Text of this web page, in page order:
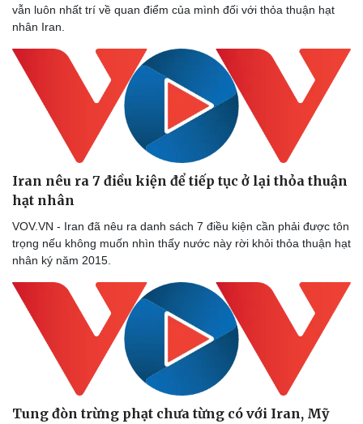
Sức khỏe
Dinh dưỡng - món ngon
Cây thuốc
Sản phụ khoa
Nam khoa
Làm đẹp - giảm cân
Phòng mạch online
Ăn sạch sống khỏe
Đời sống
Nhà đẹp
Tình yêu - Gia đình
vẫn luôn nhất trí về quan điểm của mình đối với thỏa thuận hạt
nhân Iran.
Iran nêu ra 7 điều kiện để tiếp tục ở lại thỏa thuận
hạt nhân
VOV.VN - Iran đã nêu ra danh sách 7 điều kiện cần phải được tôn
trọng nếu không muốn nhìn thấy nước này rời khỏi thỏa thuận hạt
nhân ký năm 2015.
Tung đòn trừng phạt chưa từng có với Iran, Mỹ